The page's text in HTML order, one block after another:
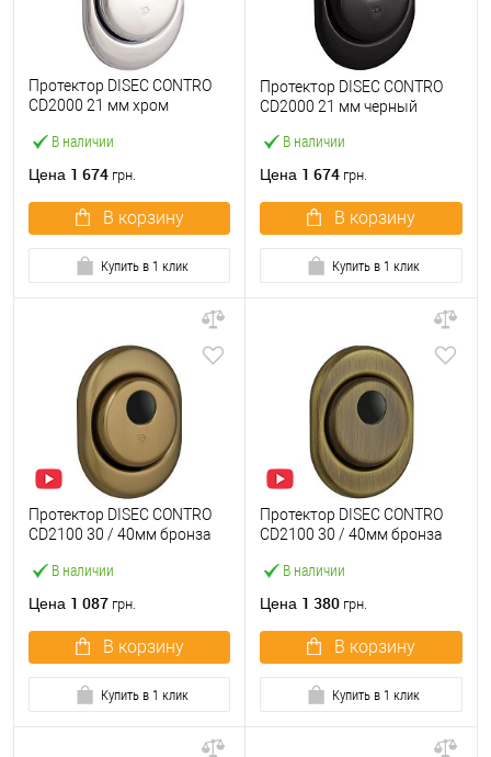
В наличии
Протектор DISEC CONTRO
CD2000 21 мм хром
Цена 1 674 грн.
В корзину
Купить в 1 клик
В наличии
Протектор DISEC CONTRO
CD2000 21 мм черный
Цена 1 674 грн.
В корзину
Купить в 1 клик
В наличии
Протектор DISEC CONTRO
CD2100 30 / 40мм бронза
Цена 1 087 грн.
В корзину
Купить в 1 клик
В наличии
Протектор DISEC CONTRO
CD2100 30 / 40мм бронза
Цена 1 380 грн.
В корзину
Купить в 1 клик